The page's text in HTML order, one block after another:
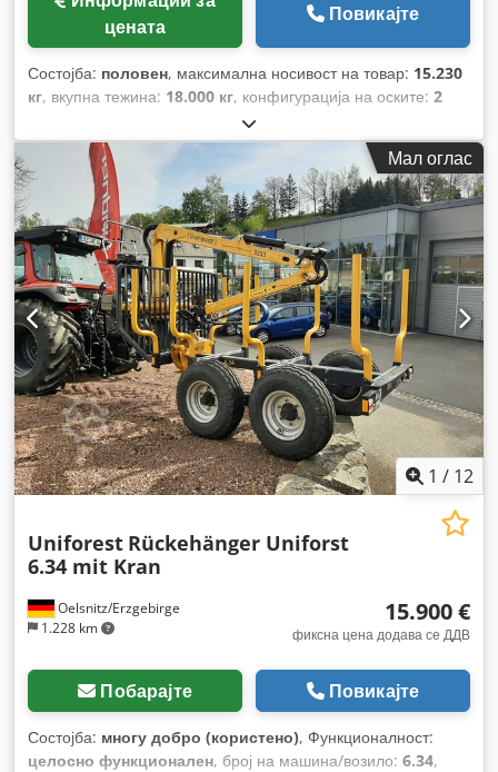
цената
Повикајте
Состојба: половен, максимална носивост на товар: 15.230
кг, вкупна тежина: 18.000 кг, конфигурација на оските: 2
11/2011
Мал оглас
1 / 12
Oelsnitz/Erzgebirge
1.228 km
Uniforest Rückehänger Uniforst
6.34 mit Kran
15.900 €
фиксна цена додава се ДДВ
Побарајте Повикајте
Состојба: многу добро (користено), Функционалност:
целосно функционален, број на машина/возило: 6.34,